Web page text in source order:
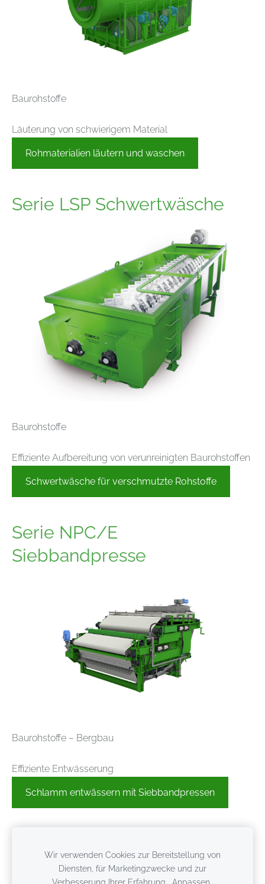
Baurohstoffe
Läuterung von schwierigem Material
Rohmaterialien läutern und waschen
Serie LSP Schwertwäsche
Baurohstoffe
Effiziente Aufbereitung von verunreinigten Baurohstoffen
Schwertwäsche für verschmutzte Rohstoffe
Serie NPC/E
Siebbandpresse
Baurohstoffe – Bergbau
Effiziente Entwässerung
Schlamm entwässern mit Siebbandpressen
Wir verwenden Cookies zur Bereitstellung von
Diensten, für Marketingzwecke und zur
Verbesserung Ihrer Erfahrung.
Anpassen